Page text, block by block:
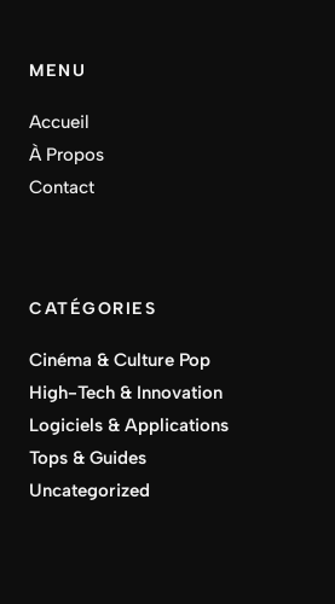
MENU
Accueil
À Propos
Contact
CATÉGORIES
Cinéma & Culture Pop
High-Tech & Innovation
Logiciels & Applications
Tops & Guides
Uncategorized